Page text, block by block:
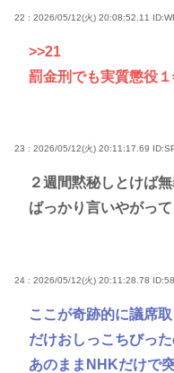
22 : 2026/05/12(火) 20:08:52.11
>>21
罰金刑でも実質懲役
23 : 2026/05/12(火) 20:11:17.69
２週間黙秘しとけば
ばっかり言いやがって
24 : 2026/05/12(火) 20:11:28.78
ここが奇跡的に議席
だけおしっこちびっ
あのままNHKだけで